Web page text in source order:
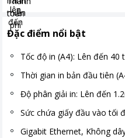
Đặc điểm nổi bật
Tốc độ in (A4): Lên đến 40
Thời gian in bản đầu tiên
Độ phân giải in: Lên đến
Sức chứa giấy đầu vào tối
Gigabit Ethernet, Không